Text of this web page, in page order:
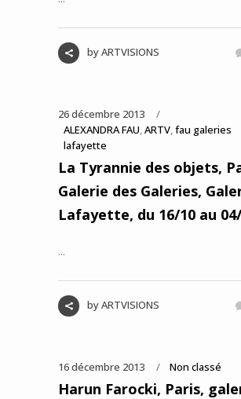
byARTVISIONS
26 décembre 2013
ALEXANDRA FAU,ARTV,fau galeries
lafayette
La Tyrannie des objets,
Galerie des Galeries,
Lafayette, du 16/10 au
...
byARTVISIONS
16 décembre 2013 Non classé
Harun Farocki, Paris,